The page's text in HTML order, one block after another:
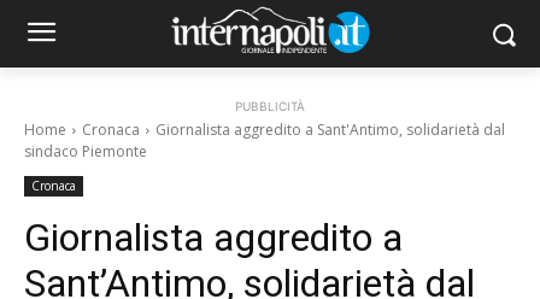
PUBBLICITÀ
Home Cronaca
Giornalista aggredito a Sant'Antimo, solidarietà dal
sindaco Piemonte
Cronaca
Giornalista aggredito a
Sant’Antimo, solidarietà dal